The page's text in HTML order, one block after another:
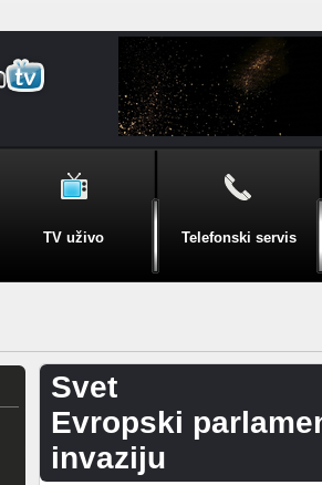
TV uživo Telefonski servis
Svet
Evropski
invaziju